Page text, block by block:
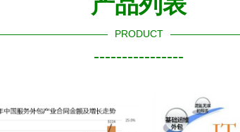
PRODUCT
----------------